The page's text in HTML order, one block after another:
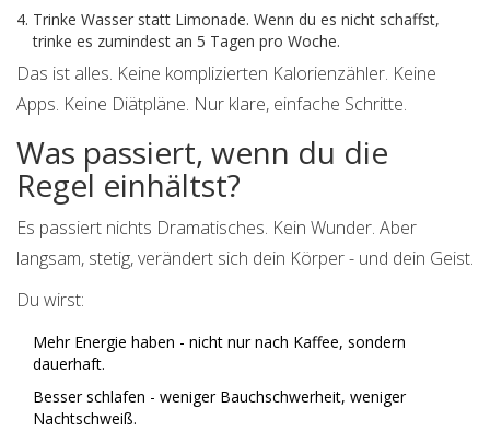
Trinke Wasser statt Limonade. Wenn du es nicht schaffst,
trinke es zumindest an 5 Tagen pro Woche.
Das ist alles. Keine komplizierten Kalorienzähler. Keine
Apps. Keine Diätpläne. Nur klare, einfache Schritte.
Was passiert, wenn du die
Regel einhältst?
Es passiert nichts Dramatisches. Kein Wunder. Aber
langsam, stetig, verändert sich dein Körper - und dein Geist.
Du wirst:
Mehr Energie haben - nicht nur nach Kaffee, sondern
dauerhaft.
Besser schlafen - weniger Bauchschwerheit, weniger
Nachtschweiß.